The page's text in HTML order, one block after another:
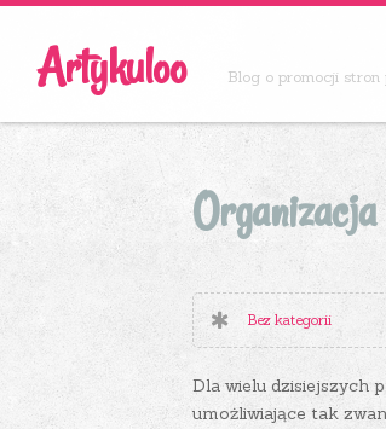
Artykuloo Blog o promocji stron
Bez kategorii
Dla wielu dzisiejszych
umożliwiające tak